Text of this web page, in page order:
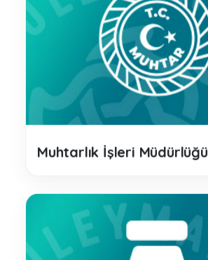
Muhtarlık İşleri Müdürlüğü